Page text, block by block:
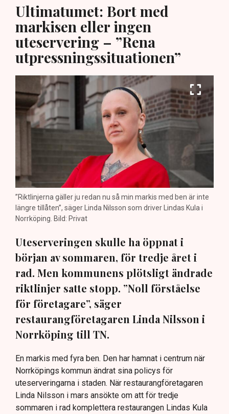
Ultimatumet: Bort med
markisen eller ingen
uteservering – ”Rena
utpressningssituationen”
”Riktlinjerna gäller ju redan nu så min markis med ben är inte
längre tillåten”, säger Linda Nilsson som driver Lindas Kula i
Norrköping. Bild: Privat
Uteserveringen skulle ha öppnat i
början av sommaren, för tredje året i
rad. Men kommunens plötsligt ändrade
riktlinjer satte stopp. ”Noll förståelse
för företagare”, säger
restaurangföretagaren Linda Nilsson i
Norrköping till TN.
En markis med fyra ben. Den har hamnat i centrum när
Norrköpings kommun ändrat sina policys för
uteserveringarna i staden. När restaurangföretagaren
Linda Nilsson i mars ansökte om att för tredje
sommaren i rad komplettera restaurangen Lindas Kula